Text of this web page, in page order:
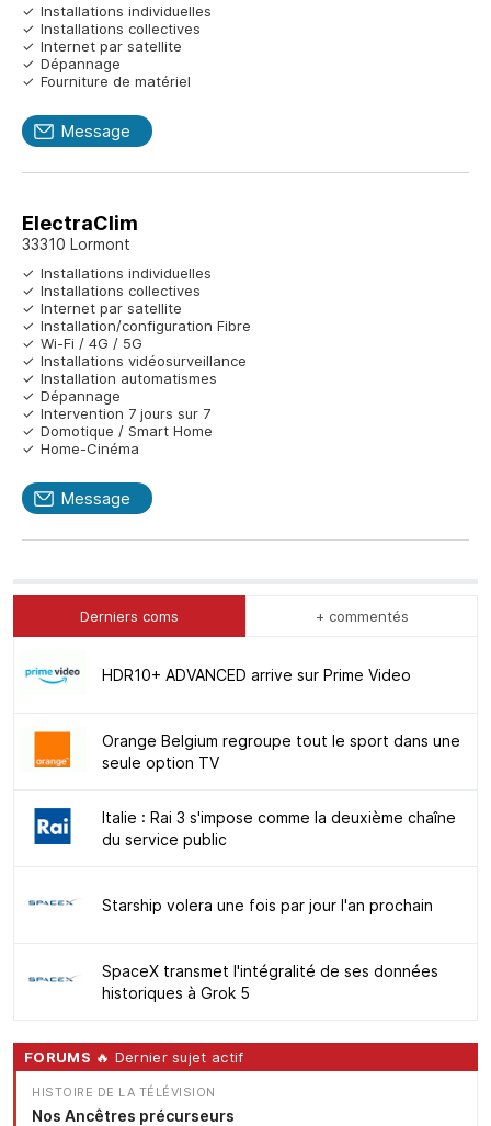
Installations individuelles
Installations collectives
Internet par satellite
Dépannage
Fourniture de matériel
Message
ElectraClim
33310 Lormont
Installations individuelles
Installations collectives
Internet par satellite
Installation/configuration Fibre
Wi-Fi / 4G / 5G
Installations vidéosurveillance
Installation automatismes
Dépannage
Intervention 7 jours sur 7
Domotique / Smart Home
Home-Cinéma
Message
Derniers coms + commentés
HDR10+ ADVANCED arrive sur Prime Video
Orange Belgium regroupe tout le sport dans une
seule option TV
Italie : Rai 3 s'impose comme la deuxième chaîne
du service public
Starship volera une fois par jour l'an prochain
SpaceX transmet l'intégralité de ses données
historiques à Grok 5
FORUMS 🔥 Dernier sujet actif
HISTOIRE DE LA TÉLÉVISION
Nos Ancêtres précurseurs